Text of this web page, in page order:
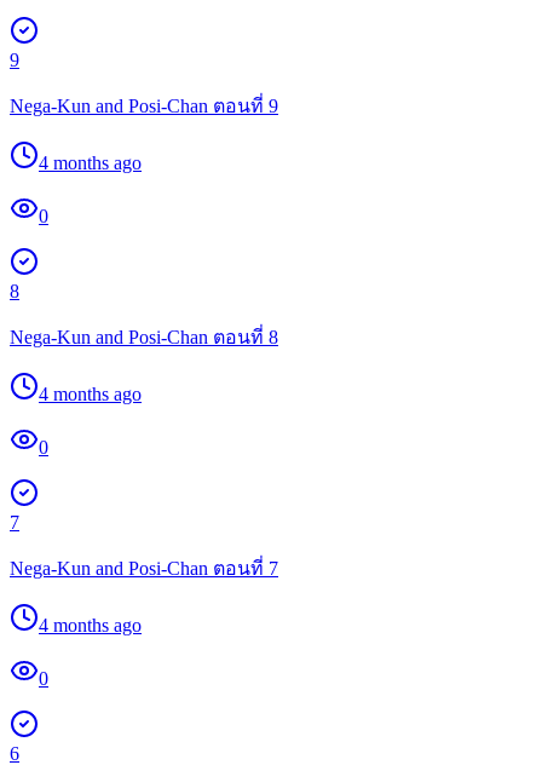
9
Nega-Kun and Posi-Chan ตอนที่ 9
4 months ago
0
8
Nega-Kun and Posi-Chan ตอนที่ 8
4 months ago
0
7
Nega-Kun and Posi-Chan ตอนที่ 7
4 months ago
0
6